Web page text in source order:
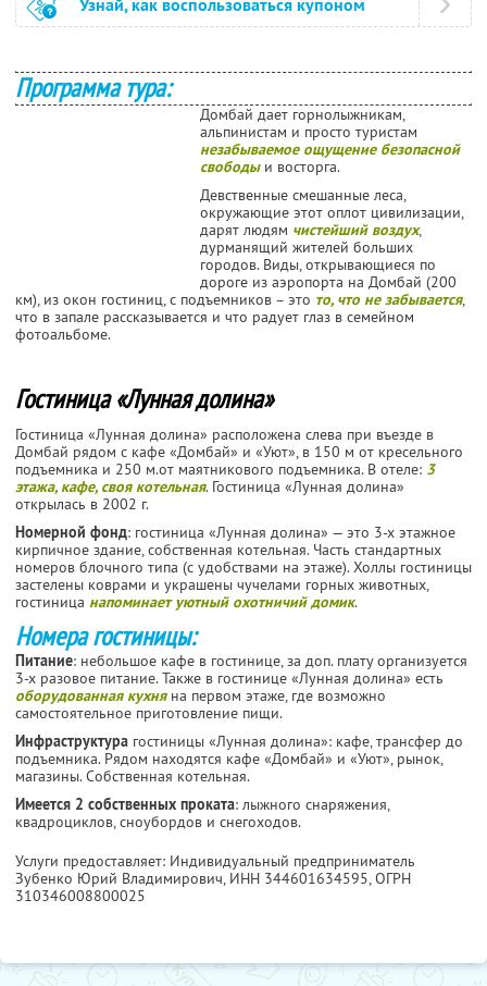
Узнай, как воспользоваться купоном
Программа тура:
Домбай дает горнолыжникам,
альпинистам и просто туристам
незабываемое ощущение безопасной
свободыи восторга.
Девственные смешанные леса,
окружающие этот оплот цивилизации,
дарят людям чистейший воздух,
дурманящий жителей больших
городов. Виды, открывающиеся по
дороге из аэропорта на Домбай (200
км), из окон гостиниц, с подъемников – это то, что не забывается,
что в запале рассказывается и что радует глаз в семейном
фотоальбоме.
Гостиница «Лунная долина»
Гостиница «Лунная долина» расположена слева при въезде в
Домбай рядом с кафе «Домбай» и «Уют», в 150 м от кресельного
подъемника и 250 м.от маятникового подъемника. В отеле: 3
этажа, кафе, своя котельная. Гостиница «Лунная долина»
открылась в 2002 г.
Номерной фонд: гостиница «Лунная долина» — это 3-х этажное
кирпичное здание, собственная котельная. Часть стандартных
номеров блочного типа (с удобствами на этаже). Холлы гостиницы
застелены коврами и украшены чучелами горных животных,
гостиница напоминает уютный охотничий домик.
Номера гостиницы:
Питание: небольшое кафе в гостинице, за доп. плату организуется
3-х разовое питание. Также в гостинице «Лунная долина» есть
оборудованная кухняна первом этаже, где возможно
самостоятельное приготовление пищи.
Инфраструктура гостиницы «Лунная долина»: кафе, трансфер до
подъемника. Рядом находятся кафе «Домбай» и «Уют», рынок,
магазины. Собственная котельная.
Имеется 2 собственных проката: лыжного снаряжения,
квадроциклов, сноубордов и снегоходов.
Услуги предоставляет: Индивидуальный предприниматель
Зубенко Юрий Владимирович, ИНН 344601634595, ОГРН
310346008800025